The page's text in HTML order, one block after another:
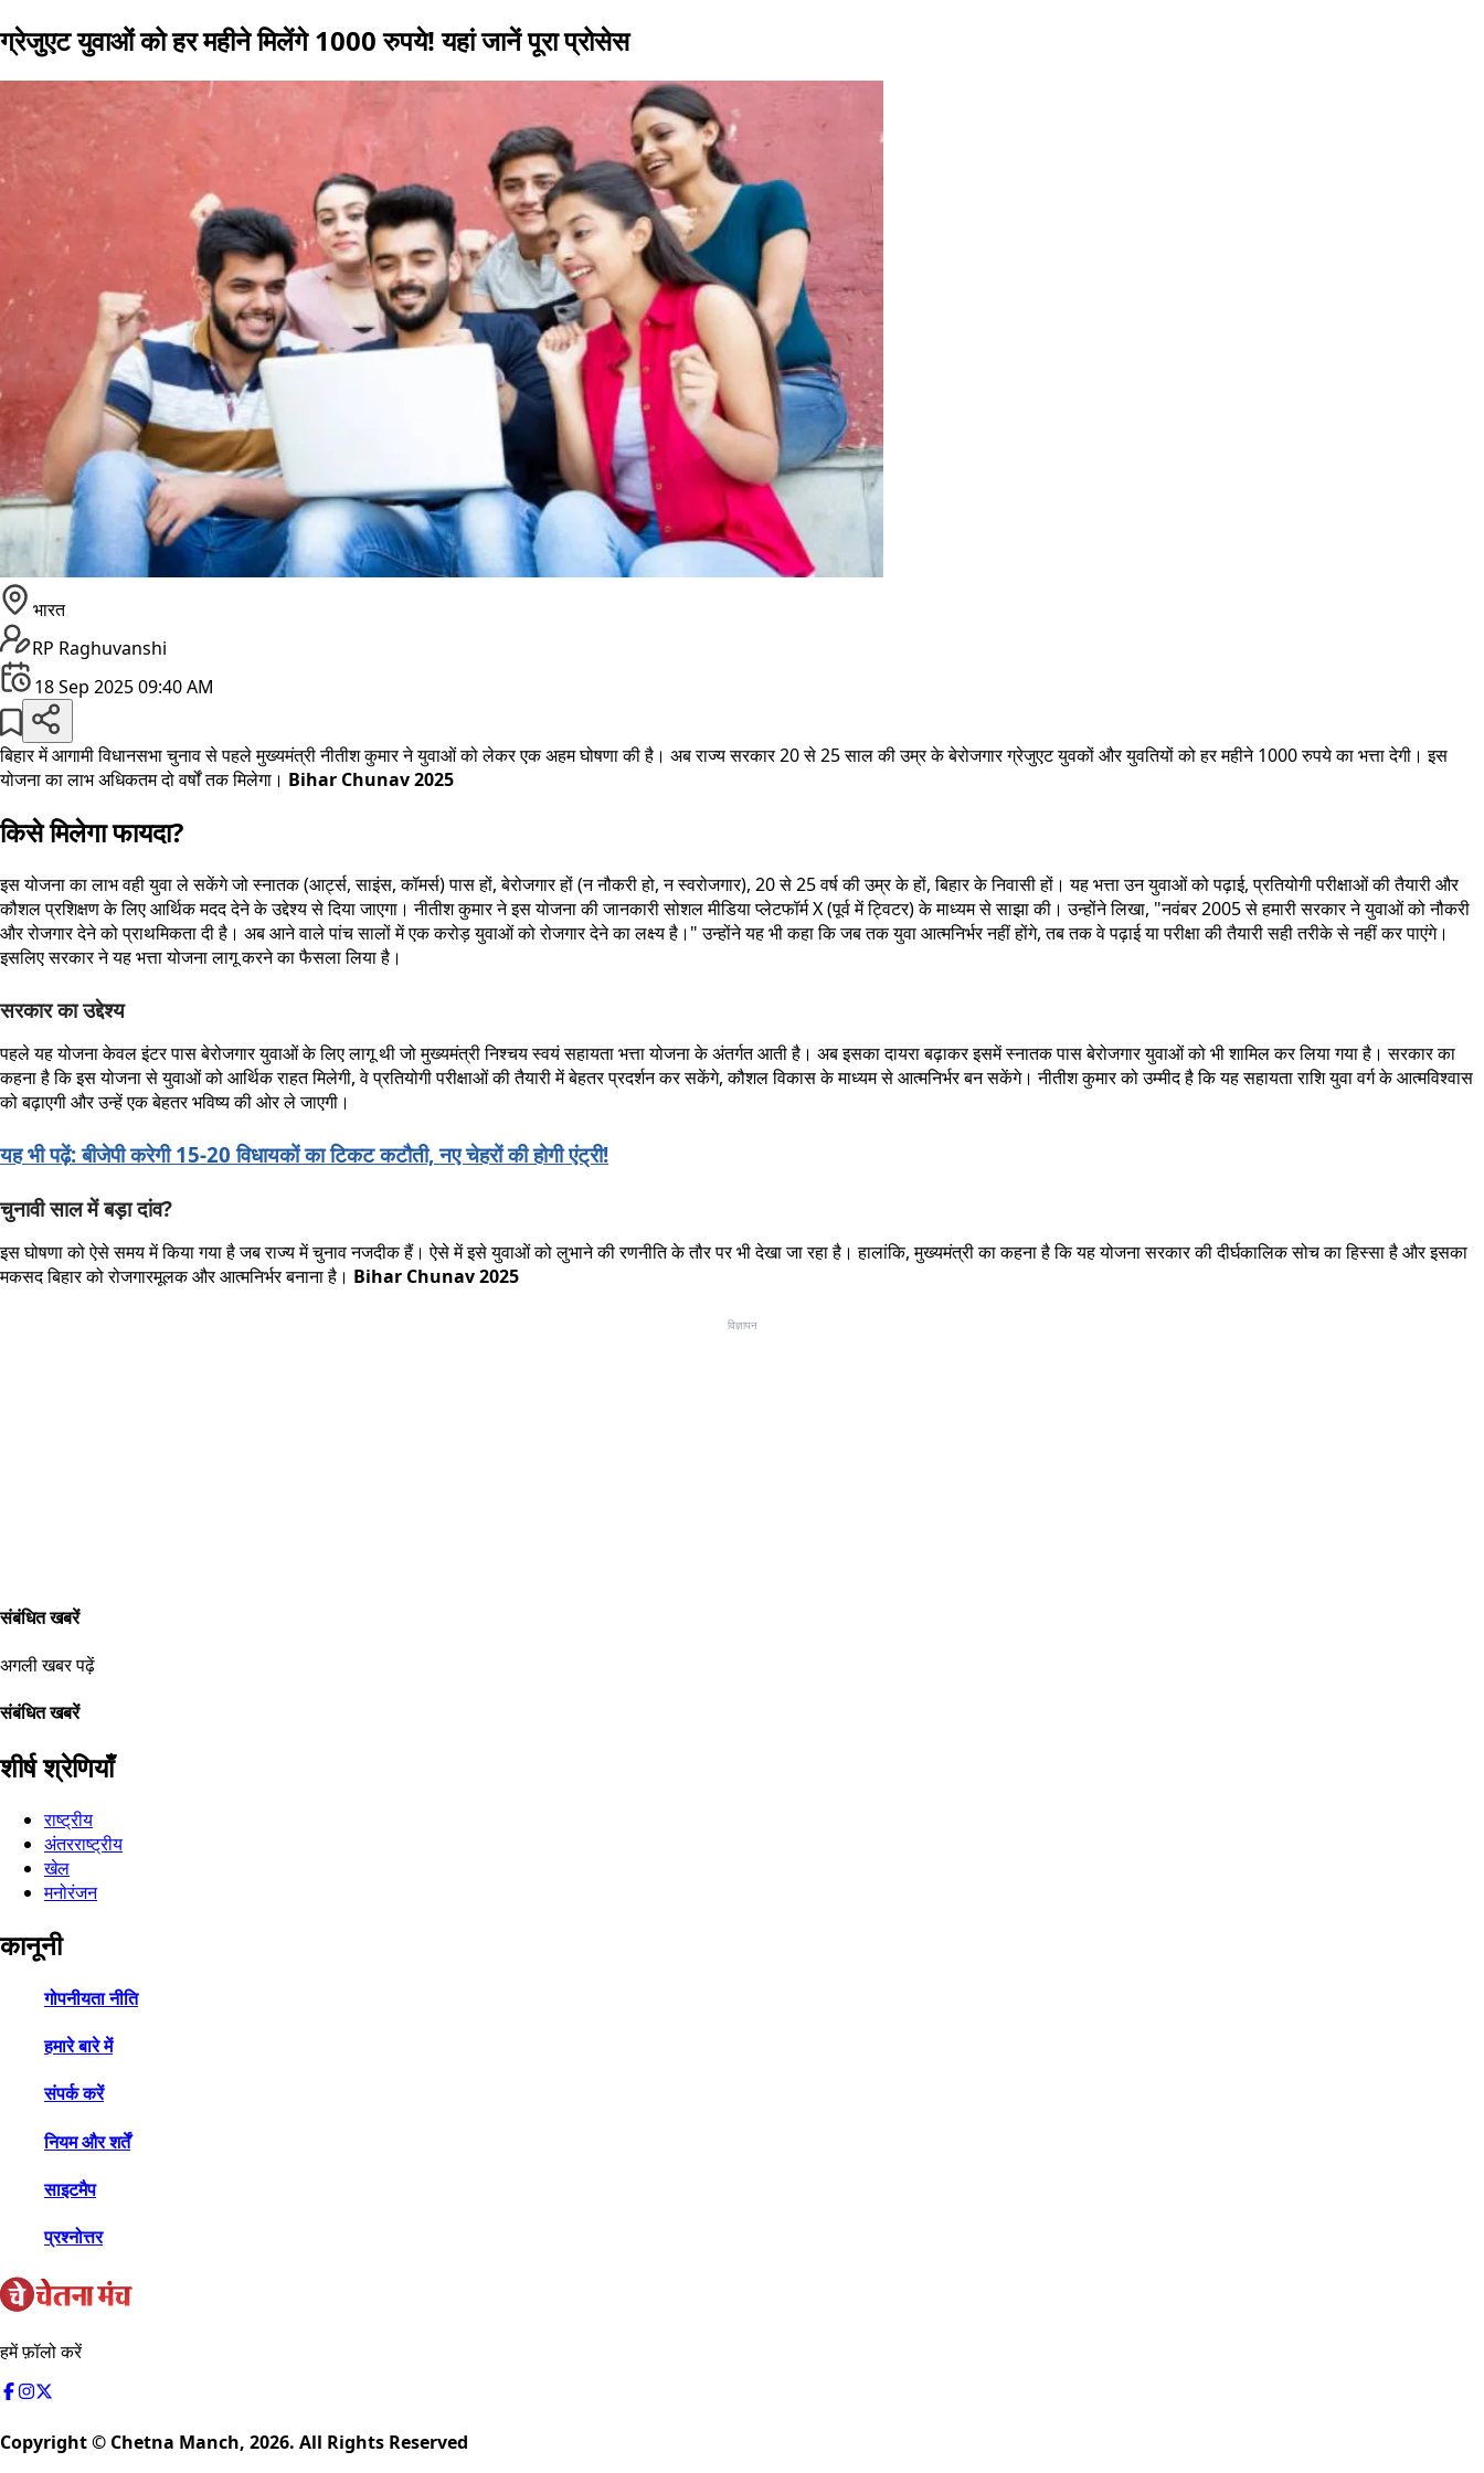
ग्रेजुएट युवाओं को हर महीने मिलेंगे 1000 रुपये! यहां जानें पूरा प्रोसेस
भारत
RP Raghuvanshi
18 Sep 2025 09:40 AM
बिहार में आगामी विधानसभा चुनाव से पहले मुख्यमंत्री नीतीश कुमार ने युवाओं को लेकर एक अहम घोषणा की है। अब राज्य सरकार 20 से 25 साल की उम्र के बेरोजगार ग्रेजुएट युवकों और युवतियों को हर महीने 1000 रुपये का भत्ता देगी। इस
योजना का लाभ अधिकतम दो वर्षों तक मिलेगा। Bihar Chunav 2025
किसे मिलेगाफायदा?
इस योजना का लाभ वही युवा ले सकेंगे जो स्नातक (आर्ट्स, साइंस, कॉमर्स) पास हों, बेरोजगार हों (न नौकरी हो, न स्वरोजगार), 20 से 25 वर्ष की उम्र के हों, बिहार के निवासी हों। यह भत्ता उन युवाओं को पढ़ाई, प्रतियोगी परीक्षाओं की तैयारी और
कौशल प्रशिक्षण के लिए आर्थिक मदद देने के उद्देश्य से दिया जाएगा। नीतीश कुमार ने इस योजना की जानकारी सोशल मीडिया प्लेटफॉर्म X (पूर्व में ट्विटर) के माध्यम से साझा की। उन्होंने लिखा, "नवंबर 2005 से हमारी सरकार ने युवाओं को नौकरी
और रोजगार देने को प्राथमिकता दी है। अब आने वाले पांच सालों में एक करोड़ युवाओं को रोजगार देने का लक्ष्य है।" उन्होंने यह भी कहा कि जब तक युवा आत्मनिर्भर नहीं होंगे, तब तक वे पढ़ाई या परीक्षा की तैयारी सही तरीके से नहीं कर पाएंगे।
इसलिए सरकार ने यह भत्ता योजना लागू करने का फैसला लिया है।
सरकार का उद्देश्य
पहले यह योजना केवल इंटर पास बेरोजगार युवाओं के लिए लागू थी जो मुख्यमंत्री निश्चय स्वयं सहायता भत्ता योजना के अंतर्गत आती है। अब इसका दायरा बढ़ाकर इसमें स्नातक पास बेरोजगार युवाओं को भी शामिल कर लिया गया है। सरकार का
कहना है कि इस योजना से युवाओं को आर्थिक राहत मिलेगी, वे प्रतियोगी परीक्षाओं की तैयारी में बेहतर प्रदर्शन कर सकेंगे, कौशल विकास के माध्यम से आत्मनिर्भर बन सकेंगे। नीतीश कुमार को उम्मीद है कि यह सहायता राशि युवा वर्ग के आत्मविश्वास
को बढ़ाएगी और उन्हें एक बेहतर भविष्य की ओर ले जाएगी।
यह भी पढ़ें: बीजेपी करेगी 15-20 विधायकों का टिकट कटौती, नए चेहरों की होगी एंट्री!
चुनावी साल में बड़ा दांव?
इस घोषणा को ऐसे समय में किया गया है जब राज्य में चुनाव नजदीक हैं। ऐसे में इसे युवाओं को लुभाने की रणनीति के तौर पर भी देखा जा रहा है। हालांकि, मुख्यमंत्री का कहना है कि यह योजना सरकार की दीर्घकालिक सोच का हिस्सा है और इसका
मकसद बिहार को रोजगारमूलक और आत्मनिर्भर बनाना है। Bihar Chunav 2025
विज्ञापन
संबंधित खबरें
अगली खबर पढ़ें
संबंधित खबरें
शीर्ष श्रेणियाँ
राष्ट्रीय
अंतरराष्ट्रीय
खेल
मनोरंजन
कानूनी
गोपनीयता नीति
हमारे बारे में
संपर्क करें
नियम और शर्तें
साइटमैप
प्रश्नोत्तर
हमें फ़ॉलो करें
Copyright © Chetna Manch, 2026. All Rights Reserved